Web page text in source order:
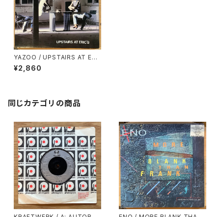
YAZOO / UPSTAIRS AT ERI
C’S
¥2,860
同じカテゴリの商品